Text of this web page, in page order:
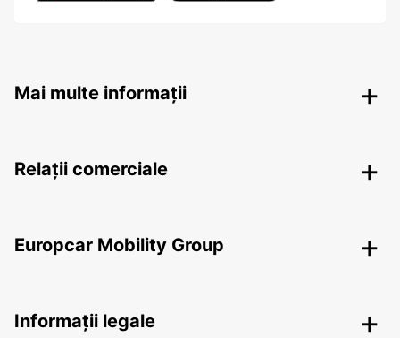
Mai multe informații
Relații comerciale
Europcar Mobility Group
Informații legale